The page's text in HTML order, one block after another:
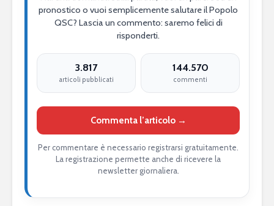
pronostico o vuoi semplicemente salutare il Popolo
QSC? Lascia un commento: saremo felici di
risponderti.
3.817
articoli pubblicati
144.570
commenti
Commenta l’articolo →
Per commentare è necessario registrarsi gratuitamente.
La registrazione permette anche di ricevere la
newsletter giornaliera.